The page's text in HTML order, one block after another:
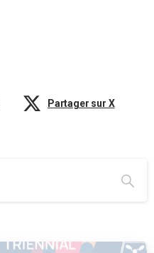
Partager sur X